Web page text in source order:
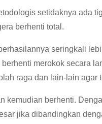
setidaknya ada
berhenti total.
seringkali
merokok secara
raga dan lain-lain agar
kemudian berhenti.
jika dibandingkan